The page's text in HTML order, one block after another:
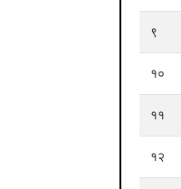
९
१०
११
१२